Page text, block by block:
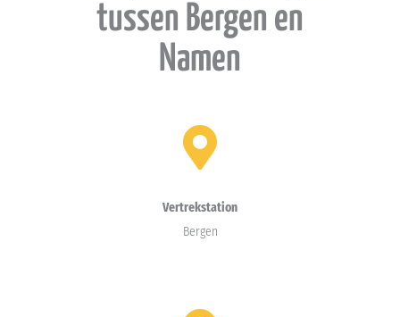
tussen Bergen en
Namen
Vertrekstation
Bergen